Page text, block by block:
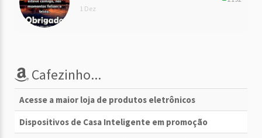
1 Dez
Cafezinho...
Acesse a maior loja de produtos eletrônicos
Dispositivos de Casa Inteligente em promoção